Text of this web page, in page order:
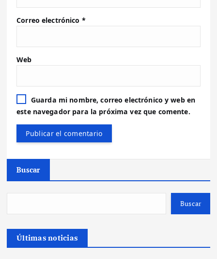
Correo electrónico *
Web
Guarda mi nombre, correo electrónico y web en
este navegador para la próxima vez que comente.
Buscar
Buscar
Últimas noticias